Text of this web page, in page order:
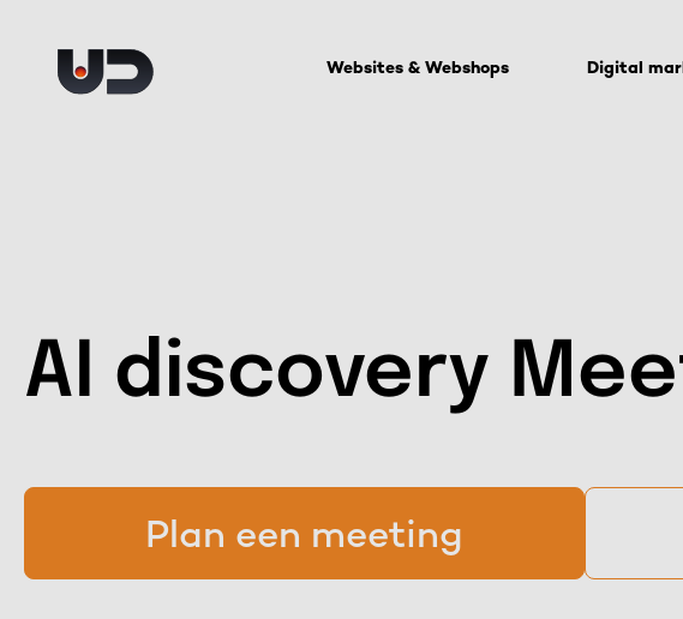
Websites & Webshops Digital
AI discovery
Plan een meeting